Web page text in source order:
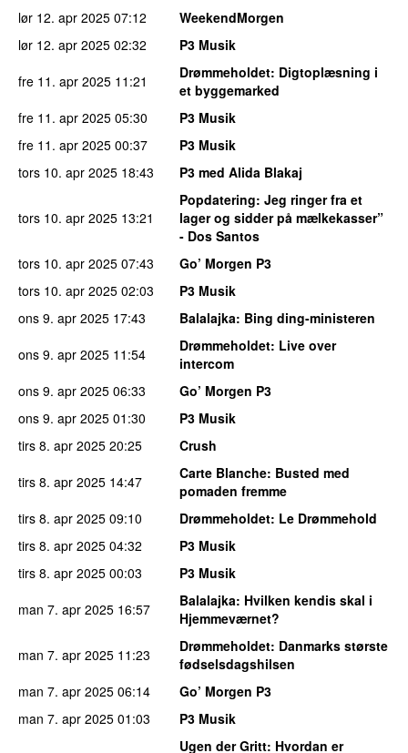
lør 12. apr 2025 07:12
WeekendMorgen
lør 12. apr 2025 02:32
P3 Musik
fre 11. apr 2025 11:21 Drømmeholdet: Digtoplæsning i
et byggemarked
fre 11. apr 2025 05:30
P3 Musik
fre 11. apr 2025 00:37
P3 Musik
tors 10. apr 2025 18:43 P3 med Alida Blakaj
tors 10. apr 2025 13:21
Popdatering: Jeg ringer fra et
lager og sidder på mælkekasser”
- Dos Santos
tors 10. apr 2025 07:43
Go’ Morgen P3
tors 10. apr 2025 02:03
P3 Musik
ons 9. apr 2025 17:43 Balalajka: Bing ding-ministeren
ons 9. apr 2025 11:54 Drømmeholdet: Live over
intercom
ons 9. apr 2025 06:33
Go’ Morgen P3
ons 9. apr 2025 01:30
P3 Musik
tirs 8. apr 2025 20:25
Crush
tirs 8. apr 2025 14:47 Carte Blanche: Busted med
pomaden fremme
tirs 8. apr 2025 09:10 Drømmeholdet: Le Drømmehold
tirs 8. apr 2025 04:32
P3 Musik
tirs 8. apr 2025 00:03
P3 Musik
man 7. apr 2025 16:57 Balalajka: Hvilken kendis skal i
Hjemmeværnet?
man 7. apr 2025 11:23 Drømmeholdet: Danmarks største
fødselsdagshilsen
man 7. apr 2025 06:14
Go’ Morgen P3
man 7. apr 2025 01:03
P3 Musik
Ugen der Gritt: Hvordan er